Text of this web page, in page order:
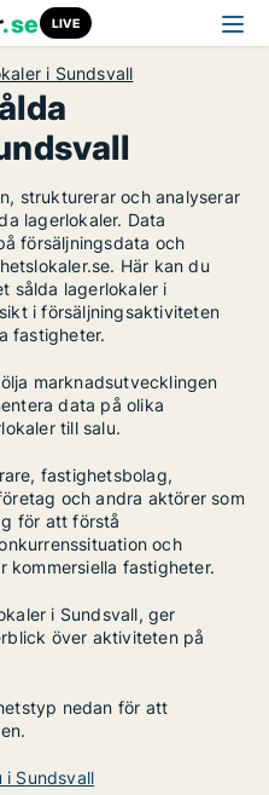
.se LIVE
i Sundsvall
strukturerar och analyserar
lagerlokaler. Data
försäljningsdata och
Här kan du
sålda lagerlokaler i
i försäljningsaktiviteten
fastigheter.
marknadsutvecklingen
data på olika
till salu.
fastighetsbolag,
och andra aktörer som
för att förstå
och
kommersiella fastigheter.
i Sundsvall, ger
över aktiviteten på
nedan för att
i Sundsvall